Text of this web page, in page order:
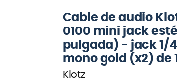
Cable de audio
0100 mini jack
pulgada) - jack 1/
mono gold (x2) de
Klotz